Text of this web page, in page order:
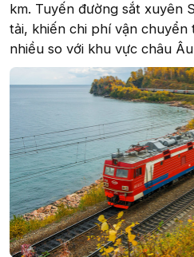
km. Tuyến đường sắt xuyên
tải, khiến chi phí vận chuyển
nhiều so với khu vực châu